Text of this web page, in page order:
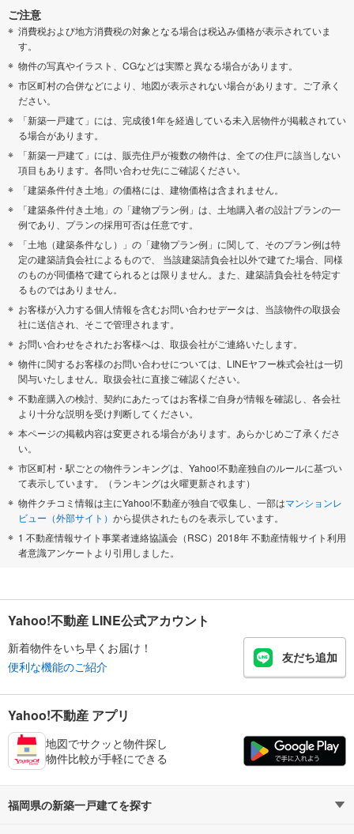
ご注意
消費税および地方消費税の対象となる場合は税込み価格が表示されていま
す。
物件の写真やイラスト、CGなどは実際と異なる場合があります。
市区町村の合併などにより、地図が表示されない場合があります。ご了承く
ださい。
「新築一戸建て」には、完成後1年を経過している未入居物件が掲載されてい
る場合があります。
「新築一戸建て」には、販売住戸が複数の物件は、全ての住戸に該当しない
項目もあります。各問い合わせ先にご確認ください。
「建築条件付き土地」の価格には、建物価格は含まれません。
「建築条件付き土地」の「建物プラン例」は、土地購入者の設計プランの一
例であり、プランの採用可否は任意です。
「土地（建築条件なし）」の「建物プラン例」に関して、そのプラン例は特
定の建築請負会社によるもので、 当該建築請負会社以外で建てた場合、同様
のものが同価格で建てられるとは限りません。また、建築請負会社を特定す
るものではありません。
お客様が入力する個人情報を含むお問い合わせデータは、当該物件の取扱会
社に送信され、そこで管理されます。
お問い合わせをされたお客様へは、取扱会社がご連絡いたします。
物件に関するお客様のお問い合わせについては、LINEヤフー株式会社は一切
関与いたしません。取扱会社に直接ご確認ください。
不動産購入の検討、契約にあたってはお客様ご自身が情報を確認し、各会社
より十分な説明を受け判断してください。
本ページの掲載内容は変更される場合があります。あらかじめご了承くださ
い。
市区町村・駅ごとの物件ランキングは、Yahoo!不動産独自のルールに基づい
て表示しています。（ランキングは火曜更新されます）
物件クチコミ情報は主にYahoo!不動産が独自で収集し、一部はマンションレ
ビュー（外部サイト） から提供されたものを表示しています。
1 不動産情報サイト事業者連絡協議会（RSC）2018年 不動産情報サイト利用
者意識アンケートより引用しました。
Yahoo!不動産 LINE公式アカウント
新着物件をいち早くお届け！
便利な機能のご紹介
友だち追加
Yahoo!不動産 アプリ
地図でサクッと物件探し
物件比較が手軽にできる
福岡県の新築一戸建てを探す